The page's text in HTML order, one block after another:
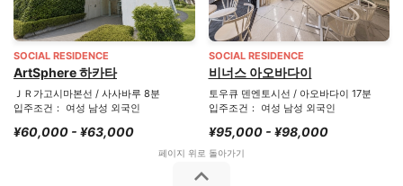
SOCIAL RESIDENCE
ArtSphere 하카타
ＪＲ가고시마본선 / 사사바루 8분
입주조건： 여성 남성 외국인
¥60,000 - ¥63,000
SOCIAL RESIDENCE
비너스 아오바다이
토우큐 덴엔토시선 / 아오바다이 17분
입주조건： 여성 남성 외국인
¥95,000 - ¥98,000